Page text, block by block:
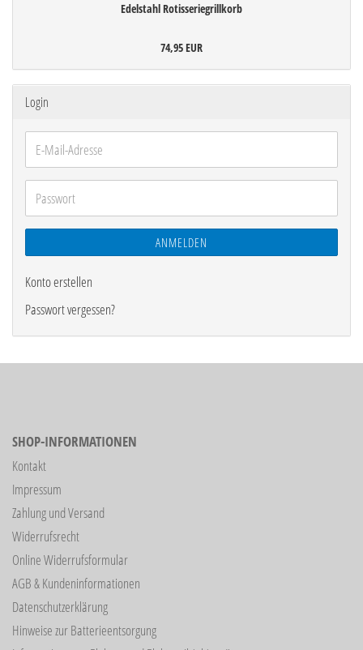
Edelstahl Rotisseriegrillkorb
74,95 EUR
Login
E-
Mail-
Adresse
Passwort
ANMELDEN
Konto erstellen
Passwort vergessen?
SHOP-INFORMATIONEN
Kontakt
Impressum
Zahlung und Versand
Widerrufsrecht
Online Widerrufsformular
AGB & Kundeninformationen
Datenschutzerklärung
Hinweise zur Batterieentsorgung